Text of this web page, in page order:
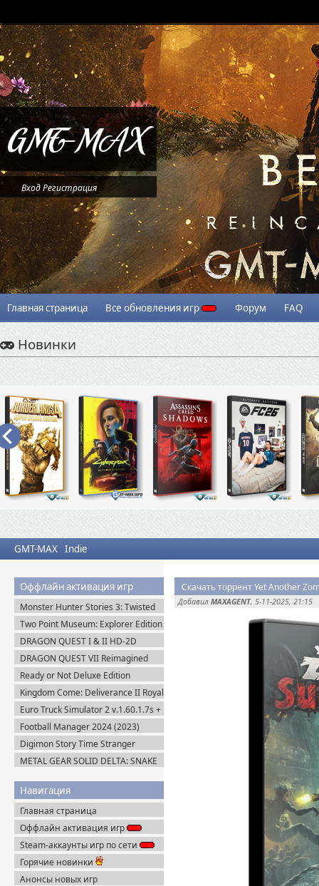
ВходРегистрация
Главная страница Все обновления игр Форум FAQ
Новинки
GMT-MAX Indie
Оффлайн активация игр
Monster Hunter Stories 3: Twisted
Reflection (2026) Steam-Rip
Two Point Museum: Explorer Edition
(2025) Steam-Rip
DRAGON QUEST I & II HD-2D
Remake v.1.0.2.0 + Все DLC (2025)
Пиратка
DRAGON QUEST VII Reimagined
v.1.1.1.0 + Все DLC (2026) Пиратка
Ready or Not Deluxe Edition
v.117216 + Все DLC (2023)
Пиратка
Kingdom Come: Deliverance II Royal
Edition v.1.5.6 + Все DLC (2025)
Пиратка
Euro Truck Simulator 2 v.1.60.1.7s +
Все DLC (2012) Пиратка
Football Manager 2024 (2023)
Steam-Rip
Digimon Story Time Stranger
Ultimate Edition (2025) Steam-Rip
METAL GEAR SOLID DELTA: SNAKE
Навигация
Главная страница
Оффлайн активация игр
Steam-аккаунты игр по сети
Горячие новинки
Анонсы новых игр
Скачать торрент Yet Another
Добавил MAXAGENT, 5-11-2025, 21:15